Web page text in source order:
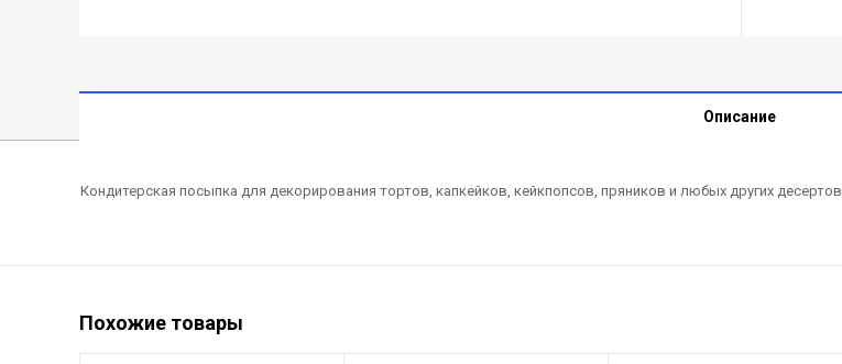
Описание
Кондитерская посыпка для декорирования тортов, капкейков, кейкпопсов, пряников и любых других десертов.
Похожие товары